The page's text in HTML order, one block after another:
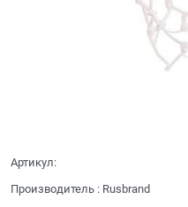
Артикул:
Производитель : Rusbrand